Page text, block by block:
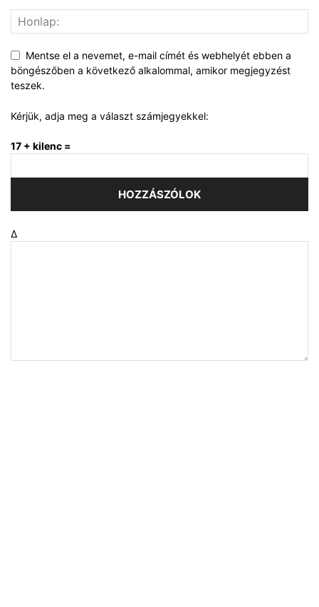
Mentse el a nevemet, e-mail címét és webhelyét ebben a
böngészőben a következő alkalommal, amikor megjegyzést
teszek.
Kérjük, adja meg a választ számjegyekkel:
17 + kilenc =
Δ